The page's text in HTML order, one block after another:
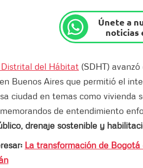
Únete a
noticias
del Hábitat (SDHT)
Buenos Aires que permitió el
ciudad en temas como
de entendimiento
drenaje sostenible y
La transformación de Bogotá